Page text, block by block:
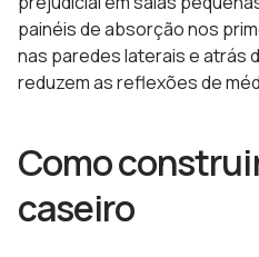
painéis de absorção nos
nas paredes laterais e atrás
reduzem as reflexões de
Como
caseiro